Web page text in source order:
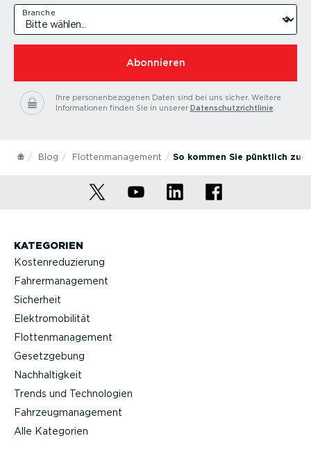
Branche
Abonnieren
Ihre personenbezogenen Daten sind bei uns sicher. Weitere
Informationen finden Sie in unserer Datenschutzrichtlinie.
Blog Flottenmanagement So kommen Sie pünktlich
KATEGORIEN
Kostenreduzierung
Fahrermanagement
Sicherheit
Elektromobilität
Flottenmanagement
Gesetzgebung
Nachhaltigkeit
Trends und Technologien
Fahrzeugmanagement
Alle Kategorien